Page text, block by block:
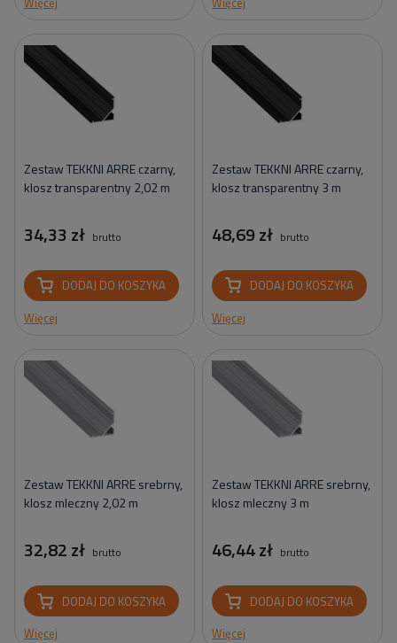
Zestaw TEKKNI ARRE czarny,
klosz transparentny 2,02 m
34,33 zł brutto
DODAJ DO KOSZYKA
Więcej
Zestaw TEKKNI ARRE czarny,
klosz transparentny 3 m
48,69 zł brutto
DODAJ DO KOSZYKA
Więcej
Zestaw TEKKNI ARRE srebrny,
klosz mleczny 2,02 m
32,82 zł brutto
DODAJ DO KOSZYKA
Więcej
Zestaw TEKKNI ARRE srebrny,
klosz mleczny 3 m
46,44 zł brutto
DODAJ DO KOSZYKA
Więcej